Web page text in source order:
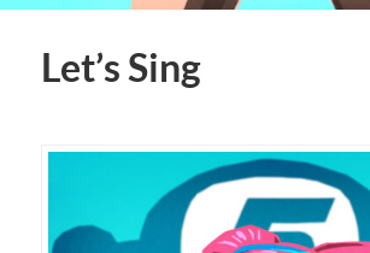
Let’s Sing